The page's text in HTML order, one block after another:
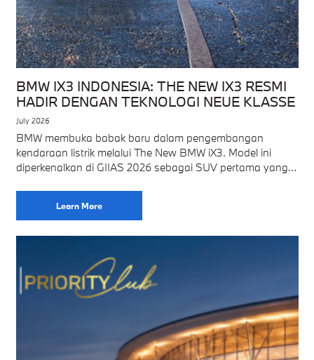
BMW IX3 INDONESIA: THE NEW IX3 RESMI
HADIR DENGAN TEKNOLOGI NEUE KLASSE
July 2026
BMW membuka babak baru dalam pengembangan
kendaraan listrik melalui The New BMW iX3. Model ini
diperkenalkan di GIIAS 2026 sebagai SUV pertama yang
Learn More